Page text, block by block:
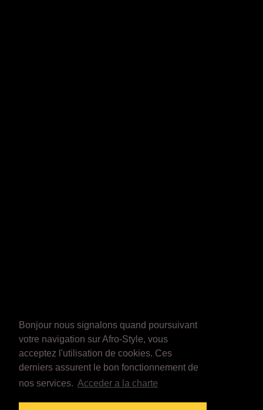
Bonjour nous signalons quand poursuivant
votre navigation sur Afro-Style, vous
acceptez l'utilisation de cookies. Ces
derniers assurent le bon fonctionnement de
nos services. Acceder a la charte